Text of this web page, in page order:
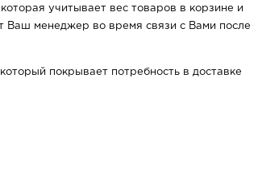
учитывает вес товаров в корзине и
Ваш менеджер во время связи с Вами после
покрывает потребность в доставке